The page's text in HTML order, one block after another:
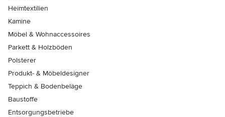
Heimtextilien
Kamine
Möbel & Wohnaccessoires
Parkett & Holzböden
Polsterer
Produkt- & Möbeldesigner
Teppich & Bodenbeläge
Baustoffe
Entsorgungsbetriebe